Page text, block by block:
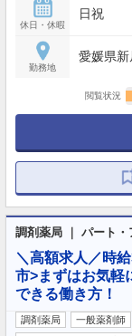
休日・休暇
日祝
勤務地
愛媛県
閲覧状況
調剤薬局 ｜ パート・
＼高額求人／時
市>まずはお気軽
できる働き方！
調剤薬局 一般薬剤師